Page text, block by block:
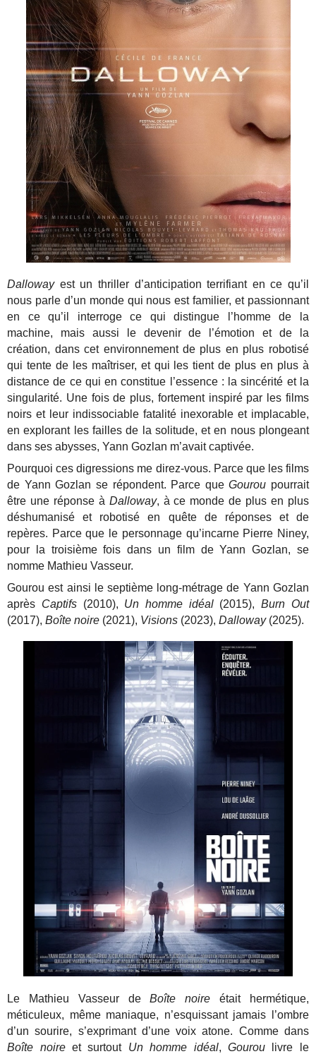
Dalloway est un thriller d’anticipation terrifiant en ce qu’il
nous parle d’un monde qui nous est familier, et passionnant
en ce qu’il interroge ce qui distingue l’homme de la
machine, mais aussi le devenir de l’émotion et de la
création, dans cet environnement de plus en plus robotisé
qui tente de les maîtriser, et qui les tient de plus en plus à
distance de ce qui en constitue l’essence : la sincérité et la
singularité. Une fois de plus, fortement inspiré par les films
noirs et leur indissociable fatalité inexorable et implacable,
en explorant les failles de la solitude, et en nous plongeant
dans ses abysses, Yann Gozlan m’avait captivée.
Pourquoi ces digressions me direz-vous. Parce que les films
de Yann Gozlan se répondent. Parce queGourou pourrait
être une réponse à Dalloway, à ce monde de plus en plus
déshumanisé et robotisé en quête de réponses et de
repères. Parce que le personnage qu’incarne Pierre Niney,
pour la troisième fois dans un film de Yann Gozlan, se
nomme Mathieu Vasseur.
Gourou est ainsi le septième long-métrage de Yann Gozlan
après Captifs(2010), Un homme idéal(2015),Burn Out
(2017),Boîte noire (2021), Visions (2023),Dalloway(2025).
Le Mathieu Vasseur deBoîte noire était hermétique,
méticuleux, même maniaque, n’esquissant jamais l’ombre
d’un sourire, s’exprimant d’une voix atone. Comme dans
Boîte noireet surtout Un homme idéal,Gourou livre le